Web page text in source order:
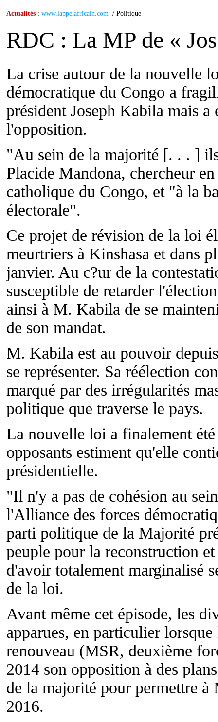
Actualités : www.lappelafricain.com / Politique
RDC : La MP de «
La crise autour de la nouvelle
démocratique du Congo a
président Joseph Kabila mais
l'opposition.
"Au sein de la majorité [. . . ]
Placide Mandona, chercheur
catholique du Congo, et "à la
électorale".
Ce projet de révision de la loi
meurtriers à Kinshasa et dans
janvier. Au c?ur de la
susceptible de retarder
ainsi à M. Kabila de se
de son mandat.
M. Kabila est au pouvoir
se représenter. Sa réélection
marqué par des irrégularités
politique que traverse le pays.
La nouvelle loi a finalement
opposants estiment qu'elle
présidentielle.
"Il n'y a pas de cohésion au
l'Alliance des forces
parti politique de la Majorité
peuple pour la reconstruction
d'avoir totalement marginalisé
de la loi.
Avant même cet épisode, les
apparues, en particulier
renouveau (MSR, deuxième
2014 son opposition à des
de la majorité pour permettre
2016.